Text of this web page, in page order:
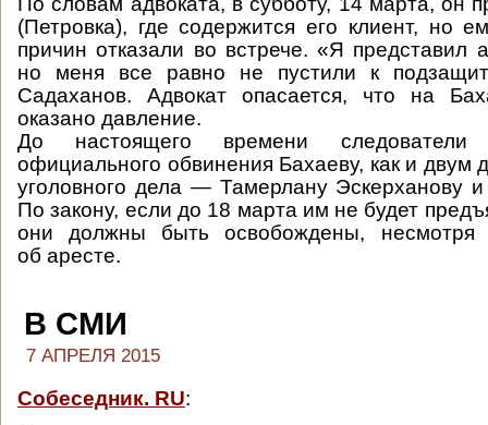
(Петровка), где содержится его клиент, но
причин отказали во встрече. «Я представил
но меня все равно не пустили к
Садаханов. Адвокат опасается, что на
оказано давление.
До настоящего времени
официального обвинения Бахаеву, как и двум
уголовного дела — Тамерлану Эскерханову
По закону, если до 18 марта им не будет
они должны быть освобождены, несмотря
об аресте.
В СМИ
7 АПРЕЛЯ 2015
Собеседник. RU: